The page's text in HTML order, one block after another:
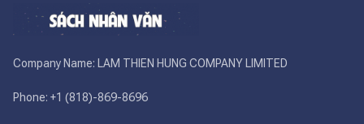
Company Name: LAM THIEN HUNG COMPANY LIMITED
Phone: +1 (818)-869-8696